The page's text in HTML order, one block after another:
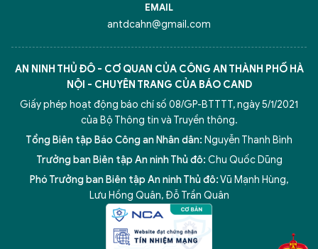
EMAIL
antdcahn@gmail.com
AN NINH THỦ ĐÔ - CƠ QUAN CỦA CÔNG AN THÀNH PHỐ HÀ
NỘI - CHUYÊN TRANG CỦA BÁO CAND
Giấy phép hoạt động báo chí số 08/GP-BTTTT, ngày 5/1/2021
của Bộ Thông tin và Truyền thông.
Tổng Biên tập Báo Công an Nhân dân: Nguyễn Thanh Bình
Trưởng ban Biên tập An ninh Thủ đô: Chu Quốc Dũng
Phó Trưởng ban Biên tập An ninh Thủ đô:Vũ Mạnh Hùng,
Lưu Hồng Quân, Đỗ Trần Quân
5 điểm nghẽn của Hà Nội giải pháp xử lý điểm nghẽn của